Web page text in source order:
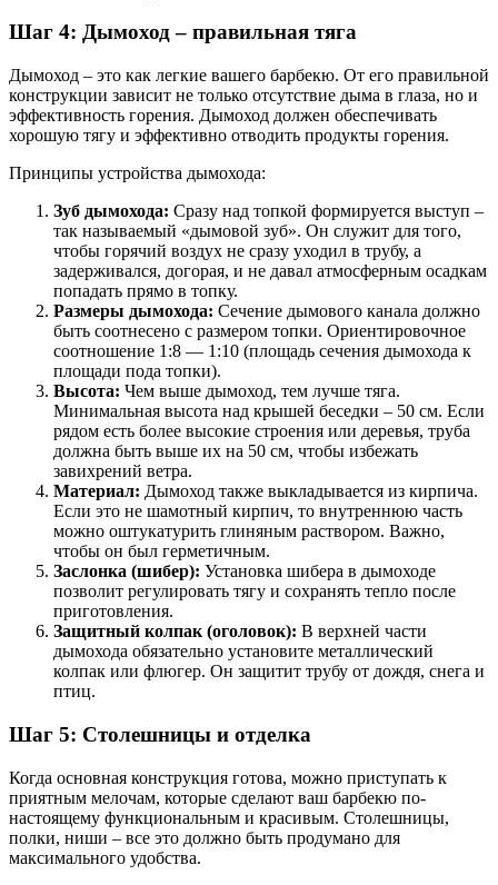
Шаг 4: Дымоход – правильная тяга
Дымоход – это как легкие вашего барбекю. От его правильной
конструкции зависит не только отсутствие дыма в глаза, но и
эффективность горения. Дымоход должен обеспечивать
хорошую тягу и эффективно отводить продукты горения.
Принципы устройства дымохода:
Зуб дымохода: Сразу над топкой формируется выступ –
так называемый «дымовой зуб». Он служит для того,
чтобы горячий воздух не сразу уходил в трубу, а
задерживался, догорая, и не давал атмосферным осадкам
попадать прямо в топку.
Размеры дымохода: Сечение дымового канала должно
быть соотнесено с размером топки. Ориентировочное
соотношение 1:8 — 1:10 (площадь сечения дымохода к
площади пода топки).
Высота: Чем выше дымоход, тем лучше тяга.
Минимальная высота над крышей беседки – 50 см. Если
рядом есть более высокие строения или деревья, труба
должна быть выше их на 50 см, чтобы избежать
завихрений ветра.
Материал: Дымоход также выкладывается из кирпича.
Если это не шамотный кирпич, то внутреннюю часть
можно оштукатурить глиняным раствором. Важно,
чтобы он был герметичным.
Заслонка (шибер): Установка шибера в дымоходе
позволит регулировать тягу и сохранять тепло после
приготовления.
Защитный колпак (оголовок): В верхней части
дымохода обязательно установите металлический
колпак или флюгер. Он защитит трубу от дождя, снега и
птиц.
Шаг 5: Столешницы и отделка
Когда основная конструкция готова, можно приступать к
приятным мелочам, которые сделают ваш барбекю по-
настоящему функциональным и красивым. Столешницы,
полки, ниши – все это должно быть продумано для
максимального удобства.